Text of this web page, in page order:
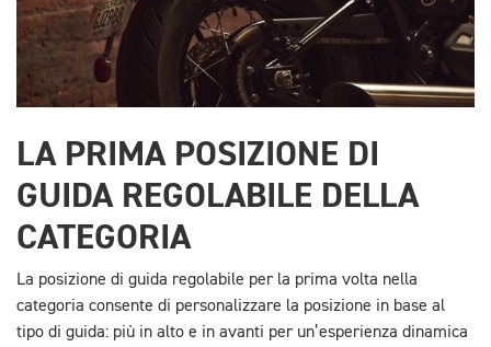
LA PRIMA POSIZIONE DI
GUIDA REGOLABILE DELLA
CATEGORIA
La posizione di guida regolabile per la prima volta nella
categoria consente di personalizzare la posizione in base al
tipo di guida: più in alto e in avanti per un’esperienza dinamica